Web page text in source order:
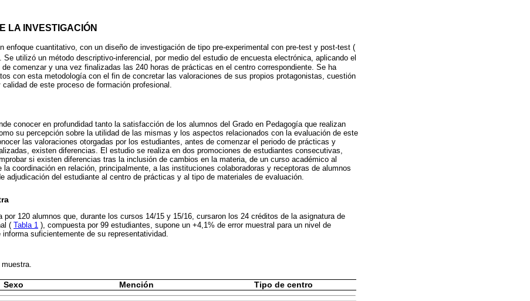
LA INVESTIGACIÓN
enfoque cuantitativo, con un diseño de investigación de tipo pre-experimental con pre-test y post-test (
Se utilizó un método descriptivo-inferencial, por medio del estudio de encuesta electrónica, aplicando el
comenzar y una vez finalizadas las 240 horas de prácticas en el centro correspondiente. Se ha
con esta metodología con el fin de concretar las valoraciones de sus propios protagonistas, cuestión
de este proceso de formación profesional.
conocer en profundidad tanto la satisfacción de los alumnos del Grado en Pedagogía que realizan
su percepción sobre la utilidad de las mismas y los aspectos relacionados con la evaluación de este
las valoraciones otorgadas por los estudiantes, antes de comenzar el periodo de prácticas y
existen diferencias. El estudio se realiza en dos promociones de estudiantes consecutivas,
si existen diferencias tras la inclusión de cambios en la materia, de un curso académico al
coordinación en relación, principalmente, a las instituciones colaboradoras y receptoras de alumnos
adjudicación del estudiante al centro de prácticas y al tipo de materiales de evaluación.
por 120 alumnos que, durante los cursos 14/15 y 15/16, cursaron los 24 créditos de la asignatura de
( Tabla 1 ), compuesta por 99 estudiantes, supone un +4,1% de error muestral para un nivel de
suficientemente de su representatividad.
Sexo Mención Tipo de centro